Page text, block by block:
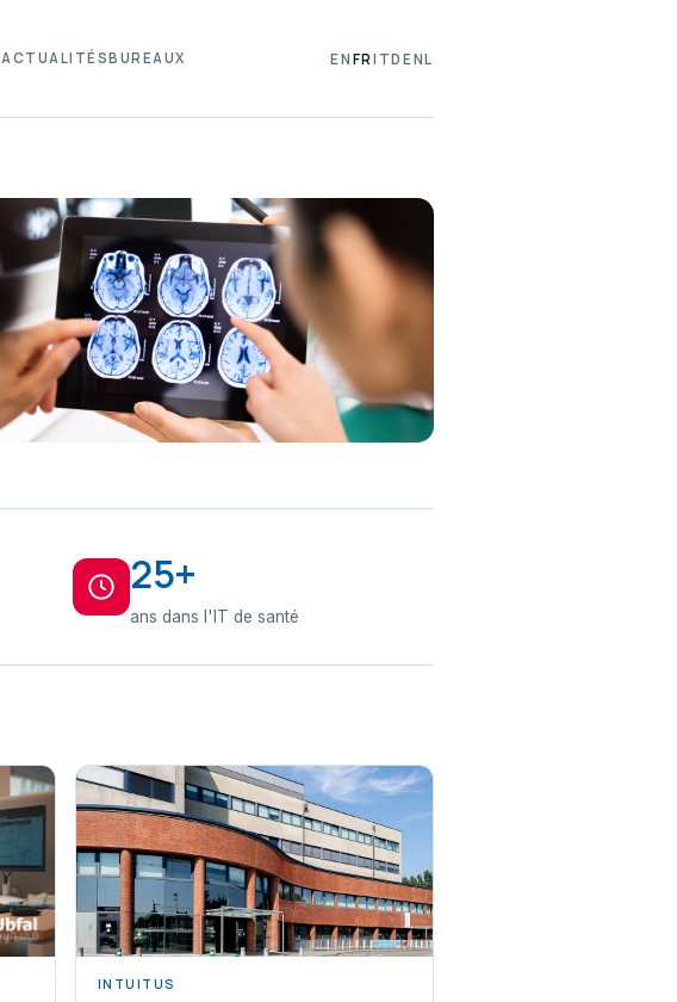
ACTUALITÉSBUREAUX ENFRITDENL
25+
ans dans l'IT de santé
INTUITUS